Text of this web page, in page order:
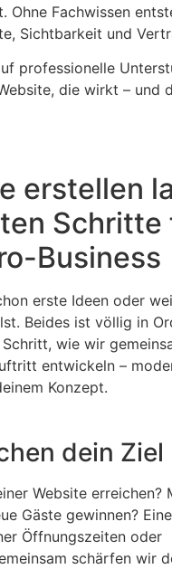
Ohne Fachwissen
Sichtbarkeit und
professionelle
die wirkt – und
erstellen
Schritte
Business
erste Ideen oder
Beides ist völlig in
wie wir
entwickeln –
Konzept.
dein Ziel
Website erreichen?
Gäste gewinnen?
Öffnungszeiten oder
schärfen wir